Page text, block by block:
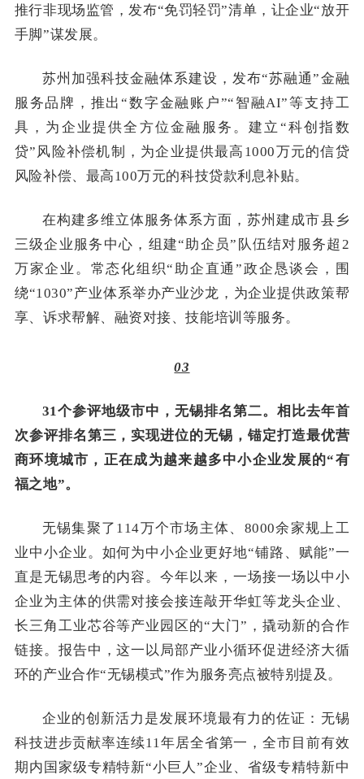
推行非现场监管，发布“免罚轻罚”清单，让企业“放开
手脚”谋发展。
苏州加强科技金融体系建设，发布“苏融通”金融
服务品牌，推出“数字金融账户”“智融AI”等支持工
具，为企业提供全方位金融服务。建立“科创指数
贷”风险补偿机制，为企业提供最高1000万元的信贷
风险补偿、最高100万元的科技贷款利息补贴。
在构建多维立体服务体系方面，苏州建成市县乡
三级企业服务中心，组建“助企员”队伍结对服务超2
万家企业。常态化组织“助企直通”政企恳谈会，围
绕“1030”产业体系举办产业沙龙，为企业提供政策帮
享、诉求帮解、融资对接、技能培训等服务。
03
31个参评地级市中，无锡排名第二。相比去年首
次参评排名第三，实现进位的无锡，锚定打造最优营
商环境城市，正在成为越来越多中小企业发展的“有
福之地”。
无锡集聚了114万个市场主体、8000余家规上工
业中小企业。如何为中小企业更好地“铺路、赋能”一
直是无锡思考的内容。今年以来，一场接一场以中小
企业为主体的供需对接会接连敲开华虹等龙头企业、
长三角工业芯谷等产业园区的“大门”，撬动新的合作
链接。报告中，这一以局部产业小循环促进经济大循
环的产业合作“无锡模式”作为服务亮点被特别提及。
企业的创新活力是发展环境最有力的佐证：无锡
科技进步贡献率连续11年居全省第一，全市目前有效
期内国家级专精特新“小巨人”企业、省级专精特新中